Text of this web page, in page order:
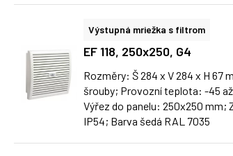
Výstupná mriežka s filtrom
EF 118, 250x250, G4
Rozměry: Š 284 x V 284 x H 67
šrouby; Provozní teplota: -45 až
Výřez do panelu: 250x250
IP54; Barva šedá RAL 7035